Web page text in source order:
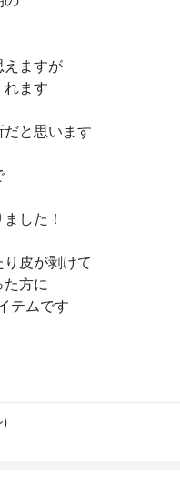
えますが
れます
と思います
した！
皮が剥けて
た方に
テムです
)